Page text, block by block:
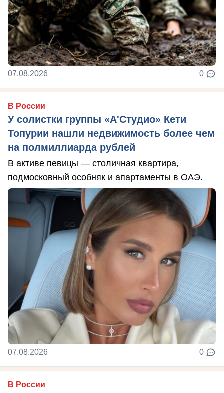
07.08.2026 0
В России
У солистки группы «А'Студио» Кети
Топурии нашли недвижимость более чем
на полмиллиарда рублей
В активе певицы — столичная квартира,
подмосковный особняк и апартаменты в ОАЭ.
07.08.2026 0
В России